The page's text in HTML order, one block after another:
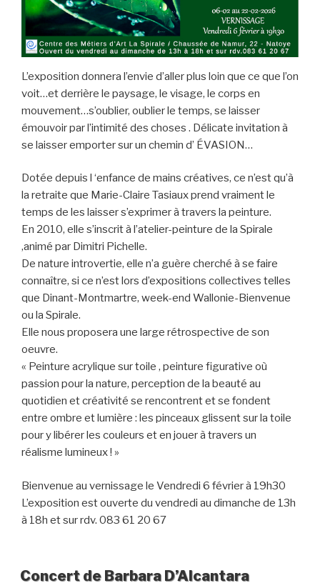
L’exposition donnera l’envie d’aller plus loin que ce que l’on
voit…et derrière le paysage, le visage, le corps en
mouvement…s’oublier, oublier le temps, se laisser
émouvoir par l’intimité des choses . Délicate invitation à
se laisser emporter sur un chemin d’ ÉVASION…
Dotée depuis l ‘enfance de mains créatives, ce n’est qu’à
la retraite que Marie-Claire Tasiaux prend vraiment le
temps de les laisser s’exprimer à travers la peinture.
En 2010, elle s’inscrit à l’atelier-peinture de la Spirale
,animé par Dimitri Pichelle.
De nature introvertie, elle n’a guère cherché à se faire
connaître, si ce n’est lors d’expositions collectives telles
que Dinant-Montmartre, week-end Wallonie-Bienvenue
ou la Spirale.
Elle nous proposera une large rétrospective de son
oeuvre.
« Peinture acrylique sur toile , peinture figurative où
passion pour la nature, perception de la beauté au
quotidien et créativité se rencontrent et se fondent
entre ombre et lumière : les pinceaux glissent sur la toile
pour y libérer les couleurs et en jouer à travers un
réalisme lumineux ! »
Bienvenue au vernissage le Vendredi 6 février à 19h30
L’exposition est ouverte du vendredi au dimanche de 13h
à 18h et sur rdv. 083 61 20 67
Concert de Barbara D’Alcantara